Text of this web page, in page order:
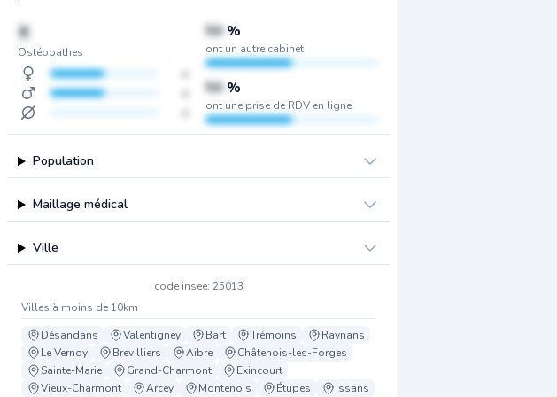
X
Ostéopathes
50 %
ont un autre cabinet
50 %
ont une prise de RDV en ligne
Population
Maillage médical
Ville
code insee: 25013
Villes à moins de 10km
Désandans
Valentigney Bart Trémoins
Raynans
Le Vernoy
Brevilliers Aibre
Châtenois-les-Forges
Sainte-Marie
Grand-Charmont
Exincourt
Vieux-Charmont
Arcey Montenois Étupes Issans